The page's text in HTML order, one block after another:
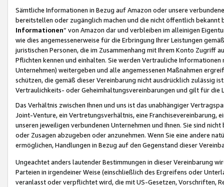
Sämtliche Informationen in Bezug auf Amazon oder unsere
bereitstellen oder zugänglich machen und die nicht öffentlich
Informationen“ von Amazon dar und verbleiben im alleinigen
wie dies angemessenerweise für die Erbringung Ihrer Leistungen
juristischen Personen, die im Zusammenhang mit Ihrem Konto
Pflichten kennen und einhalten. Sie werden Vertrauliche
Unternehmen) weitergeben und alle angemessenen Maßnahmen
schützen, die gemäß dieser Vereinbarung nicht ausdrücklich zulässig
Vertraulichkeits- oder Geheimhaltungsvereinbarungen und gilt für die
Das Verhältnis zwischen Ihnen und uns ist das unabhängiger
Joint-Venture, ein Vertretungsverhältnis, eine Franchisevereinbarung,
unseren jeweiligen verbundenen Unternehmen und Ihnen. Sie sind
oder Zusagen abzugeben oder anzunehmen. Wenn Sie eine andere
ermöglichen, Handlungen in Bezug auf den Gegenstand dieser
Ungeachtet anders lautender Bestimmungen in dieser Vereinbarung
Parteien in irgendeiner Weise (einschließlich des Ergreifens oder
veranlasst oder verpflichtet wird, die mit US-Gesetzen, Vorschriften,